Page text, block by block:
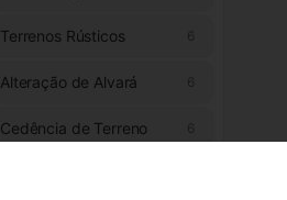
Terrenos Rústicos 6
Alteração de Alvará 6
Cedência de Terreno 6